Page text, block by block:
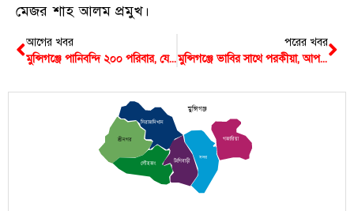
মেজর শাহ আলম প্রমুখ।
আগের খবর
মুন্সিগঞ্জে পানিবন্দি ২০০ পরিবার, যেন মগের মুল্লুক
পরের খবর
মুন্সিগঞ্জে ভাবির সাথে পরকীয়া, আপন ভাইকে খুন
শ্রীনগর
সিরাজদিখান
টংগিবাড়ী
সদর
গজারিয়া
লৌহজং
মুন্সিগঞ্জ